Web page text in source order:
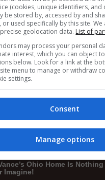
(cookies, unique identifiers, and
be stored by, accessed by and
or used specifically by this site.
geolocation data. List of
may process your personal
interest, which you can object
below. Look for a link at the
menu to manage or withdraw
settings.
Consent
Manage options